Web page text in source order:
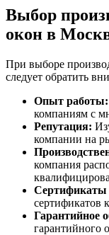
Выбор
окон в
При выборе
следует обратить
Опыт работы:
компаниям с
Репутация:
компании на
компания
Сертификаты
сертификатов
Гарантийное
гарантийного